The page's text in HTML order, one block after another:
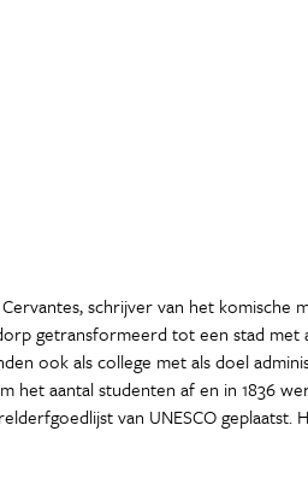
schrijver van het komische
getransformeerd tot een stad met
ook als college met als doel
het aantal studenten af en in 1836
van UNESCO geplaatst.